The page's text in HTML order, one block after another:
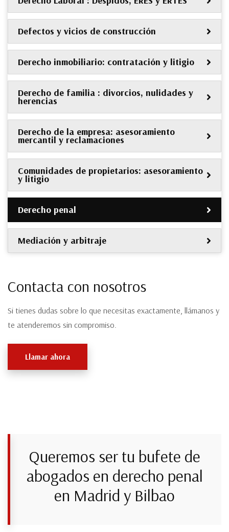
Defectos y vicios de construcción
Derecho inmobiliario: contratación y litigio
Derecho de familia : divorcios, nulidades y
herencias
Derecho de la empresa: asesoramiento
mercantil y reclamaciones
Comunidades de propietarios: asesoramiento
y litigio
Derecho penal
Mediación y arbitraje
Contacta con nosotros
Si tienes dudas sobre lo que necesitas exactamente, llámanos y
te atenderemos sin compromiso.
Llamar ahora
Queremos ser tu bufete de
abogados en derecho penal
en Madrid y Bilbao